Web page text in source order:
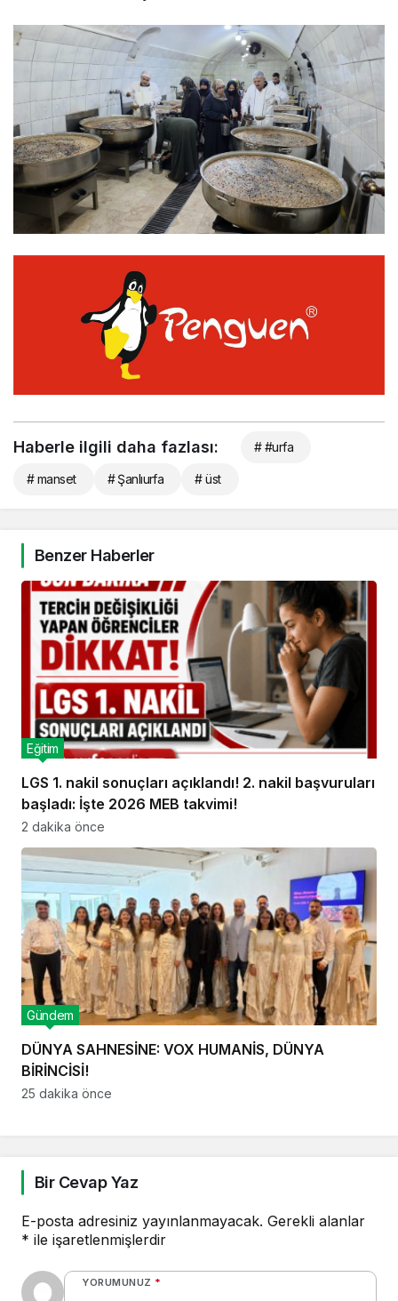
Haberle ilgili daha fazlası: # #urfa
# manset # Şanlıurfa # üst
Benzer Haberler
LGS 1. nakil sonuçları açıklandı! 2. nakil başvuruları
başladı: İşte 2026 MEB takvimi!
Eğitim
2 dakika önce
DÜNYA SAHNESİNE: VOX HUMANİS, DÜNYA
BİRİNCİSİ!
Gündem
25 dakika önce
Bir Cevap Yaz
E-posta adresiniz yayınlanmayacak. Gerekli alanlar
* ile işaretlenmişlerdir
YORUMUNUZ *